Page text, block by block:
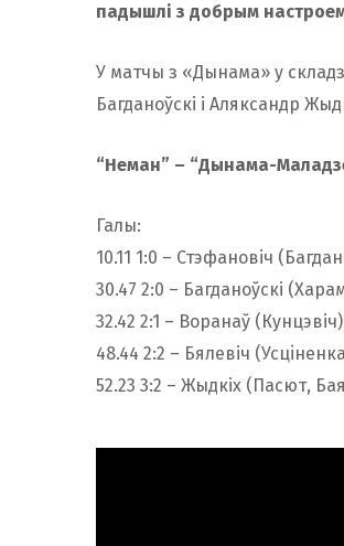
падышлі з добрым
У матчы з «Дынама» у
Багданоўскі і Аляксандр
“Неман” – “Дынама-
Галы:
10.11 1:0 – Стэфановіч
30.47 2:0 – Багданоўскі
32.42 2:1 – Воранаў (Кунцэвіч)
48.44 2:2 – Бялевіч
52.23 3:2 – Жыдкіх (Пасют,